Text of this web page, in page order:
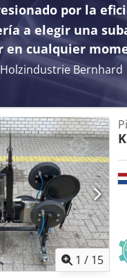
por la
a elegir una
en cualquier
Bernhard
1 / 15